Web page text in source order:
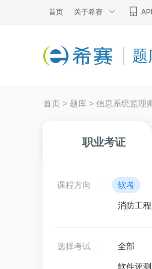
首页 关于希赛
题
首页 > 题库 > 信息系统监理
职业考证
课程方向 软考
消防工
选择考试 全部
软件评